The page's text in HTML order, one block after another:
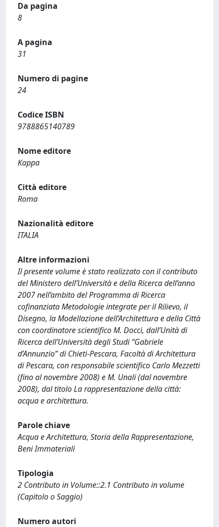
Da pagina
8
A pagina
31
Numero di pagine
24
Codice ISBN
9788865140789
Nome editore
Kappa
Città editore
Roma
Nazionalità editore
ITALIA
Altre informazioni
Il presente volume è stato realizzato con il contributo
del Ministero dell’Università e della Ricerca dell’anno
2007 nell’ambito del Programma di Ricerca
cofinanziata Metodologie integrate per il Rilievo, il
Disegno, la Modellazione dell’Architettura e della Città
con coordinatore scientifico M. Docci, dall’Unità di
Ricerca dell’Università degli Studi “Gabriele
d’Annunzio” di Chieti-Pescara, Facoltà di Architettura
di Pescara, con responsabile scientifico Carlo Mezzetti
(fino al novembre 2008) e M. Unali (dal novembre
2008), dal titolo La rappresentazione della città:
acqua e architettura.
Parole chiave
Acqua e Architettura, Storia della Rappresentazione,
Beni Immateriali
Tipologia
2 Contributo in Volume::2.1 Contributo in volume
(Capitolo o Saggio)
Numero autori